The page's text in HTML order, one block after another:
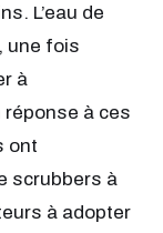
L’eau de
une fois
à
réponse à ces
ont
scrubbers à
à adopter